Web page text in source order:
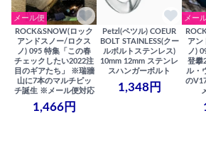
メール便
ROCK&SNOW(ロック
アンドスノー/ロクス
ノ) 095 特集「この春
チェックしたい2022注
目のギアたち」 ※瑞牆
山に7本のマルチピッ
チ誕生 ※メール便対応
1,466円
Petzl(ペツル) COEUR
BOLT STAINLESS(クー
ルボルトステンレス)
10mm 12mm ステンレ
スハンガーボルト
1,348円
メー
アン
ノ)
登攀
ル・
の